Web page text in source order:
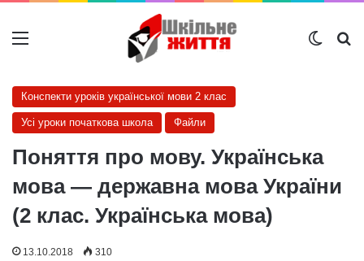
Меню
Конспекти уроків української мови 2 клас
Усі уроки початкова школа Файли
Поняття про мову. Українська
мова — державна мова України
(2 клас. Українська мова)
13.10.2018 310